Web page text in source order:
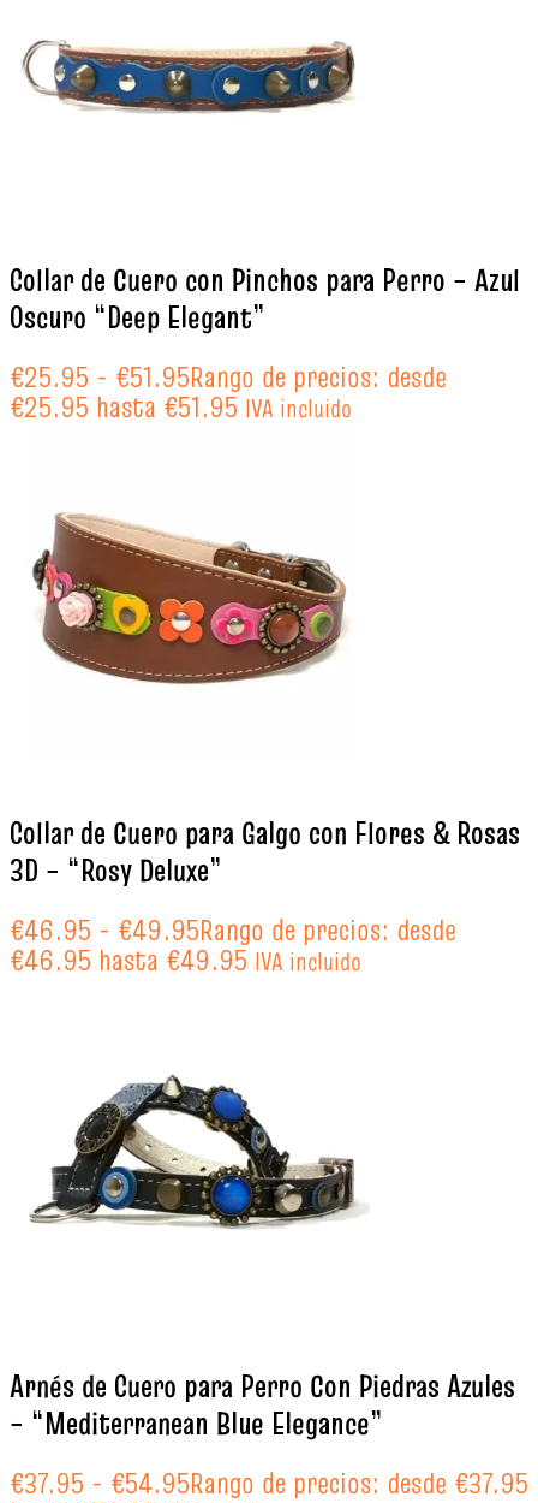
Collar de Cuero con Pinchos para Perro – Azul
Oscuro “Deep Elegant”
€25.95 - €51.95Rango de precios: desde
€25.95 hasta €51.95 IVA incluido
Collar de Cuero para Galgo con Flores & Rosas
3D – “Rosy Deluxe”
€46.95 - €49.95Rango de precios: desde
€46.95 hasta €49.95 IVA incluido
Arnés de Cuero para Perro Con Piedras Azules
– “Mediterranean Blue Elegance”
€37.95 - €54.95Rango de precios: desde €37.95